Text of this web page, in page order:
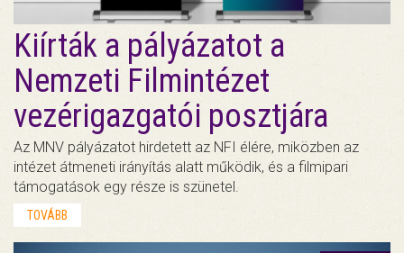
Kiírták a pályázatot a
Nemzeti Filmintézet
vezérigazgatói posztjára
Az MNV pályázatot hirdetett az NFI élére, miközben az
intézet átmeneti irányítás alatt működik, és a filmipari
támogatások egy része is szünetel.
TOVÁBB